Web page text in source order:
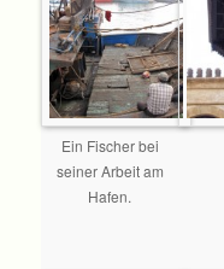
Ein Fischer bei
seiner Arbeit am
Hafen.